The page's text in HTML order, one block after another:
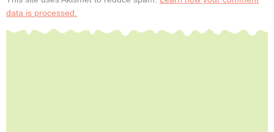
data is processed.